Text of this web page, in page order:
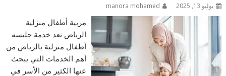
يوليو 13, 2025 manora mohamed
مربية أطفال منزلية
الرياض تعد خدمة جليسه
أطفال منزلية بالرياض من
أهم الخدمات التي يبحث
عنها الكثير من الأسر في